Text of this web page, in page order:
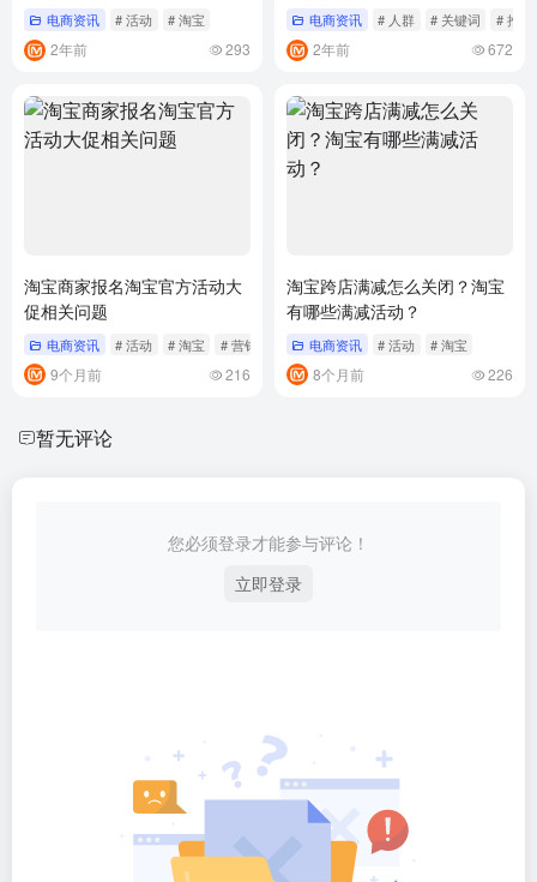
电商资讯 # 活动 # 淘宝
2年前 293
电商资讯 # 人群 # 关键词 # 推广
2年前 672
淘宝商家报名淘宝官方活动大
促相关问题
电商资讯 # 活动 # 淘宝 # 营销
9个月前 216
淘宝跨店满减怎么关闭？淘宝
有哪些满减活动？
电商资讯 # 活动 # 淘宝
8个月前 226
暂无评论
您必须登录才能参与评论！
立即登录